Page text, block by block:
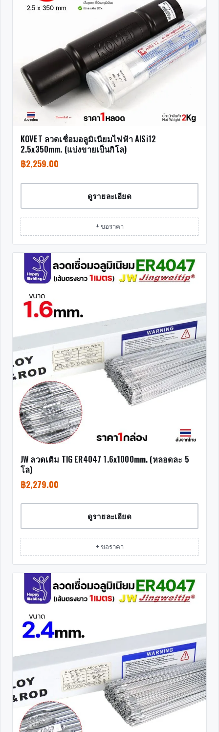
KOVET ลวดเชื่อมอลูมิเนียมไฟฟ้า AlSi12
2.5x350mm. (แบ่งขายเป็นกิโล)
฿2,259.00
ดูรายละเอียด
+ ขอราคา
JW ลวดเติม TIG ER4047 1.6x1000mm. (หลอดละ 5
โล)
฿2,279.00
ดูรายละเอียด
+ ขอราคา